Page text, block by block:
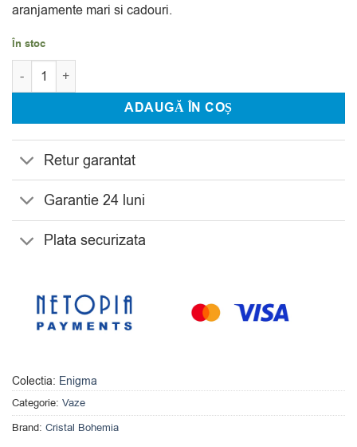
aranjamente mari si cadouri.
În stoc
Cantitate Vaza Bohemia Enigma 38.2 cm
ADAUGĂ ÎN COȘ
Retur garantat
Garantie 24 luni
Plata securizata
Colectia: Enigma
Categorie: Vaze
Brand: Cristal Bohemia